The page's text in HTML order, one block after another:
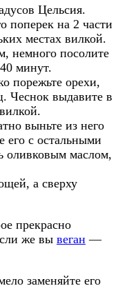
Цельсия.
поперек на 2 части
местах вилкой.
немного посолите
минут.
порежьте орехи,
Чеснок выдавите в
выньте из него
его с остальными
оливковым маслом,
а сверху
прекрасно
же вы веган —
заменяйте его